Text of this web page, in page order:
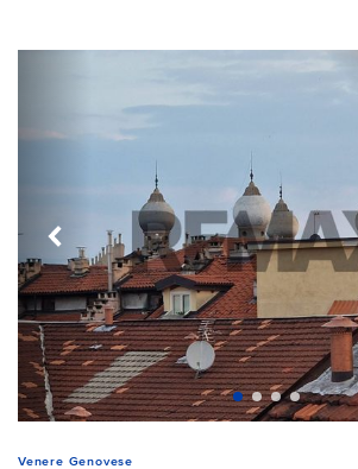
Venere Genovese